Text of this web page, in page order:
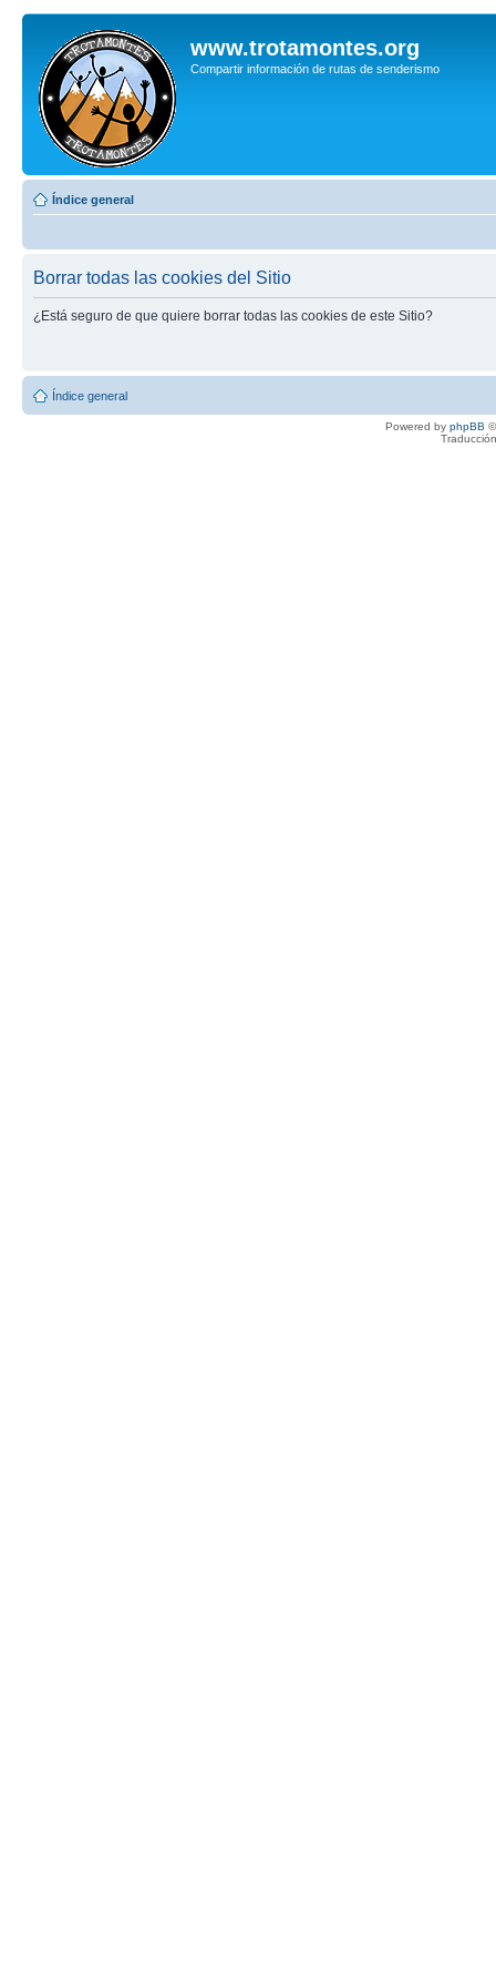
www.trotamontes.org
Compartir información de rutas de senderismo
Índice general
Borrar todas las cookies del Sitio
¿Está seguro de que quiere borrar todas las cookies de este Sitio?
Índice general
Powered by phpBB